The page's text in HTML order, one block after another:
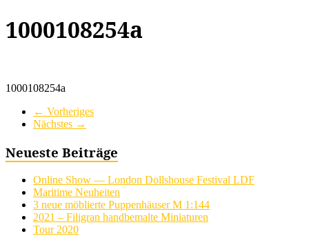
1000108254a
1000108254a
← Vorheriges
Nächstes →
Neueste Beiträge
Online Show — London Dollshouse Festival LDF
Maritime Neuheiten
3 neue möblierte Puppenhäuser M 1:144
2021 – Filigran handbemalte Miniaturen
Tour 2020